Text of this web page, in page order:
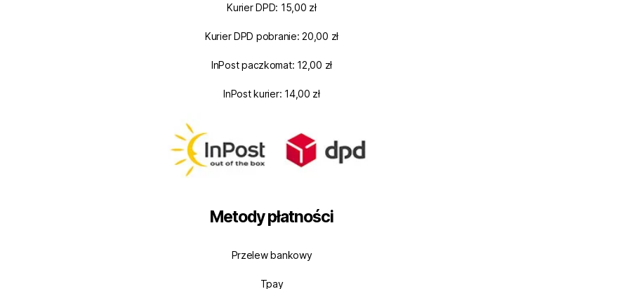
Kurier DPD: 15,00 zł
Kurier DPD pobranie: 20,00 zł
InPost paczkomat: 12,00 zł
InPost kurier: 14,00 zł
Metody płatności
Przelew bankowy
Tpay